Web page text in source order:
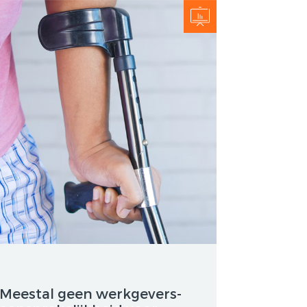
HUURPRIJSVERLAGING
OF ONTBINDING VAN DE
HUUROVEREENKOMST?
STAANDE
Meestal geen werkgevers-